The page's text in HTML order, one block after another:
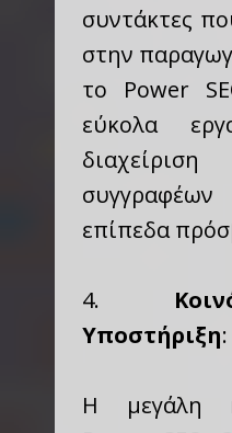
συντάκτες
στην
το Power
εύκολα
επίπεδα
4.
Υποστήριξη:
Η μεγάλη